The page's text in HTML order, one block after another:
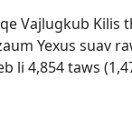
Vajlugkub Kilis
Yexus suav
li 4,854 taws